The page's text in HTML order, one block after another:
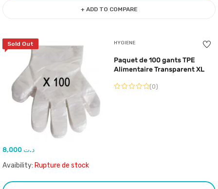
+ ADD TO COMPARE
Sold Out HYGIENE
Paquet de 100 gants TPE
Alimentaire Transparent XL
(0)
د.ت
Avaibility: Rupture de stock